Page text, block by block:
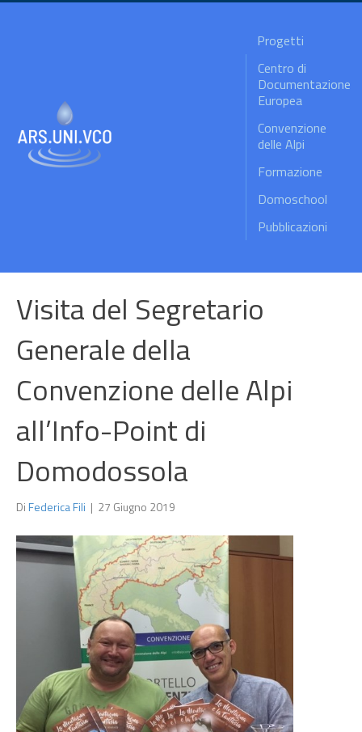
Progetti
Centro di
Documentazione
Europea
Convenzione
delle Alpi
Formazione
Domoschool
Pubblicazioni
Visita del Segretario
Generale della
Convenzione delle Alpi
all’Info-Point di
Domodossola
DiFederica Fili | 27 Giugno 2019